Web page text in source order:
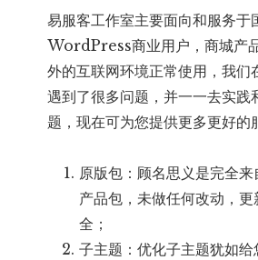
易服客工作室主要面向和服务于
WordPress商业用户，商城产
外的互联网环境正常使用，我们
遇到了很多问题，并一一去实践
题，现在可为您提供更多更好的
原版包：顾名思义是完全
产品包，未做任何改动，
全；
子主题：优化子主题犹如